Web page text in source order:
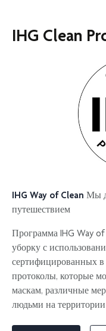
IHG Clean
IHG Way of Clean Мы
путешествием
Программа IHG Way
уборку с
сертифицированных
протоколы, которые
маскам, различные
людьми на